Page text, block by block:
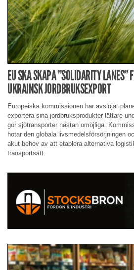
EU SKA SKAPA ”SOLIDARITY LANES”
UKRAINSK JORDBRUKSEXPORT
Europeiska kommissionen har avslöjat
exportera sina jordbruksprodukter lättare
gör sjötransporter nästan omöjliga.
hotar den globala livsmedelsförsörjningen
akut behov av att etablera alternativa
transportsätt.